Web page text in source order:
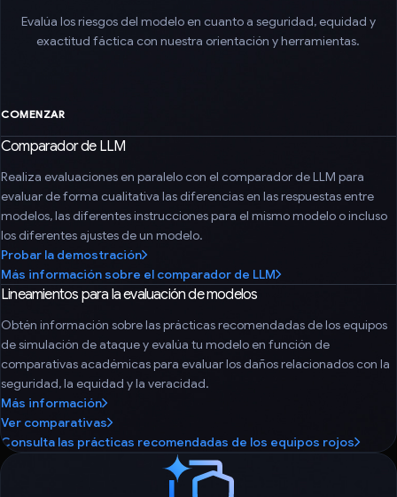
Evalúa los riesgos del modelo en cuanto a seguridad, equidad y
exactitud fáctica con nuestra orientación y herramientas.
COMENZAR
Comparador de LLM
Realiza evaluaciones en paralelo con el comparador de LLM para
evaluar de forma cualitativa las diferencias en las respuestas entre
modelos, las diferentes instrucciones para el mismo modelo o incluso
los diferentes ajustes de un modelo.
Probar la demostración
Más información sobre el comparador de LLM
Lineamientos para la evaluación de modelos
Obtén información sobre las prácticas recomendadas de los equipos
de simulación de ataque y evalúa tu modelo en función de
comparativas académicas para evaluar los daños relacionados con la
seguridad, la equidad y la veracidad.
Más información
Ver comparativas
Consulta las prácticas recomendadas de los equipos rojos